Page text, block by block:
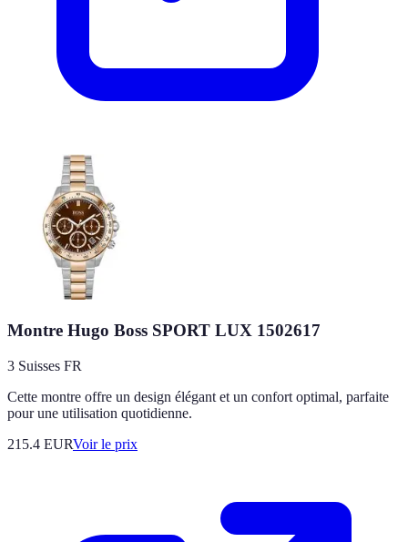
Montre Hugo Boss SPORT LUX 1502617
3 Suisses FR
Cette montre offre un design élégant et un confort optimal, parfaite
pour une utilisation quotidienne.
215.4 EURVoir le prix